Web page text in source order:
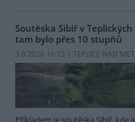
Soutěska Sibiř v
tam bylo přes 10 stupňů
3.8.2026 16:12 | TEPLICE NAD
Příkladem je soutěska Sibiř, kde